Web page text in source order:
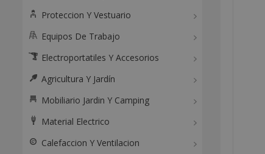
Proteccion Y Vestuario
Equipos De Trabajo
Electroportatiles Y Accesorios
Agricultura Y Jardín
Mobiliario Jardin Y Camping
Material Electrico
Calefaccion Y Ventilacion